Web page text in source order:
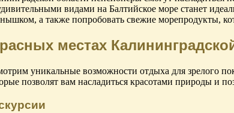
видами на Балтийское море станет
а также попробовать свежие морепродукты,
местах
уникальные возможности отдыха для зрелого
позволят вам насладиться красотами природы и